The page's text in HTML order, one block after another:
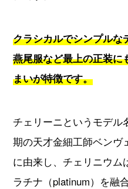
クラシカルでシンプルな
燕尾服など最上の正装に
まいが特徴です。
チェリーニというモデル
期の天才金細工師ベンヴ
に由来し、チェリニウ
ラチナ（platinum）を融